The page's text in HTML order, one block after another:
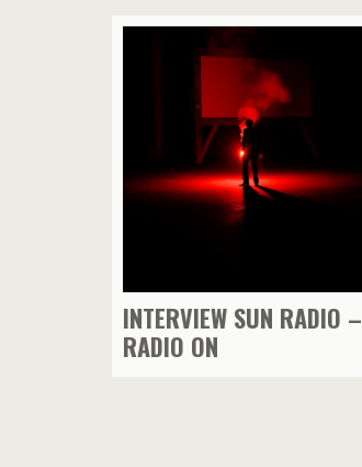
INTERVIEW SUN RADIO –
RADIO ON